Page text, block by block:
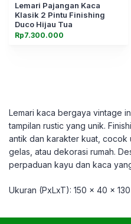
Lemari Pajangan Kaca
Klasik 2 Pintu Finishing
Duco Hijau Tua
Rp7.300.000
Lemari kaca bergaya vintage
tampilan rustic yang unik.
antik dan karakter kuat, cocok
gelas, atau dekorasi rumah.
perpaduan kayu dan kaca
Ukuran (PxLxT): 150 x 40 x